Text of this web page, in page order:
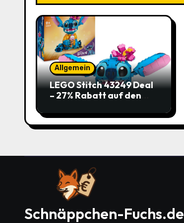
Allgemein
LEGO Stitch 43249 Deal
– 27% Rabatt auf den
Schnäppchen-Fuchs.de